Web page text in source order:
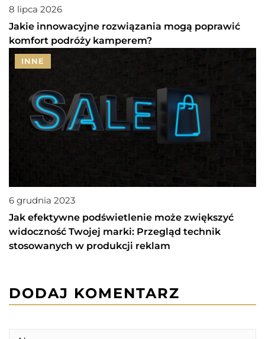
8 lipca 2026
Jakie innowacyjne rozwiązania mogą poprawić
komfort podróży kamperem?
INNE
6 grudnia 2023
Jak efektywne podświetlenie może zwiększyć
widoczność Twojej marki: Przegląd technik
stosowanych w produkcji reklam
DODAJ KOMENTARZ